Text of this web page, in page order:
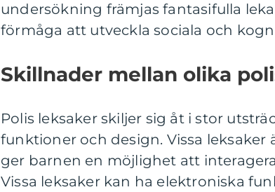
undersökning främjas fantasifulla
förmåga att utveckla sociala och
Skillnader mellan olika
Polis leksaker skiljer sig åt i stor
funktioner och design. Vissa leksaker
ger barnen en möjlighet att
Vissa leksaker kan ha elektroniska